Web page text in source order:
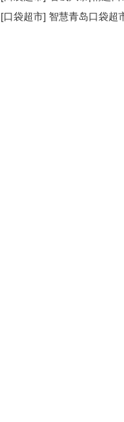
[口袋超市] 智慧青岛口袋超